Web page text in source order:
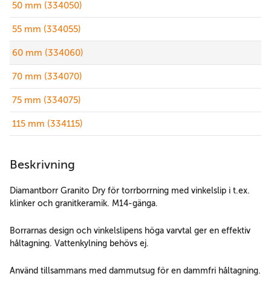
50 mm (334050)
55 mm (334055)
60 mm (334060)
70 mm (334070)
75 mm (334075)
115 mm (334115)
Beskrivning
Diamantborr Granito Dry för torrborrning med vinkelslip i t.ex.
klinker och granitkeramik. M14-gänga.
Borrarnas design och vinkelslipens höga varvtal ger en effektiv
håltagning. Vattenkylning behövs ej.
Använd tillsammans med dammutsug för en dammfri håltagning.